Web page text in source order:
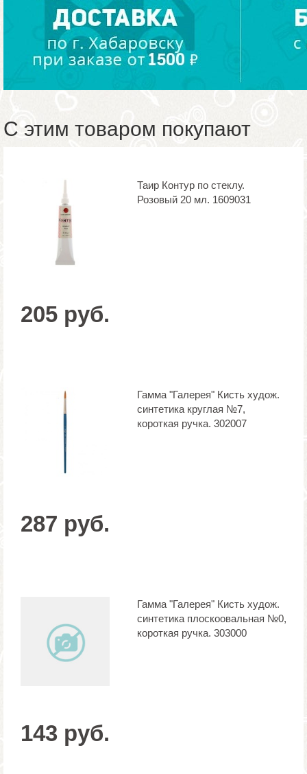
С этим товаром покупают
Таир Контур по стеклу.
Розовый 20 мл. 1609031
205 руб.
Гамма "Галерея" Кисть худож.
синтетика круглая №7,
короткая ручка. 302007
287 руб.
Гамма "Галерея" Кисть худож.
синтетика плоскоовальная №0,
короткая ручка. 303000
143 руб.